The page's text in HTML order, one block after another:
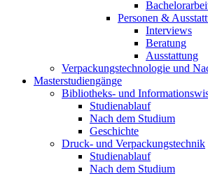
Personen &
Interviews
Beratung
Ausstattung
Verpackungstechnologie und
Masterstudiengänge
Bibliotheks- und
Studienablauf
Nach dem Studium
Geschichte
Druck- und Verpackungstechnik
Studienablauf
Nach dem Studium